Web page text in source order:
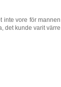
inte vore för mannen
det kunde varit värre